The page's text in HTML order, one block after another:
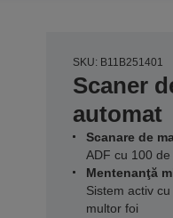
SKU: B11B251401
Scaner
automat
Scanare de
ADF cu 100
Mentenanţă
Sistem activ
multor foi